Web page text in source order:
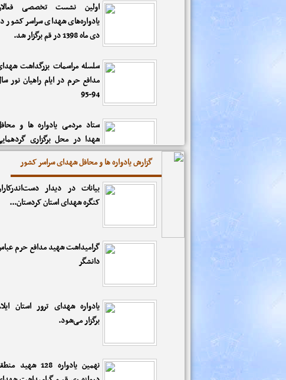
اولین نشست تخصصی
یادواره‌های شهدای سراسر کشور
دی ماه 1398 در قم برگزار شد.
سلسله مراسمات بزرگداشت
مدافع حرم در ایام راهیان نور
94-95
ستاد مردمی یادواره ها و
شهدا در محل برگزاری
سالانه شبکه ملی وارثون مراسم
خاطره برگزار نمود
نشست تخصصی تشکل های
فعال در عرصه یادواره ها و محافل
گزارش یادواره ها و محافل شهدای سراسر کشور
بیانات در دیدار
کنگره شهدای استان کردستان...
گرامیداشت شهید مدافع حرم
دانشگر
یادواره شهدای ترور استان
برگزار می‌شود.
نهمین یادواره 128 شهید